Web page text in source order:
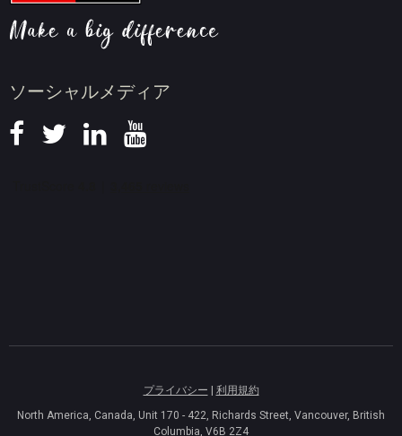
ソーシャルメディア
ニュース
プライバシー | 利用規約
North America, Canada, Unit 170 - 422, Richards Street, Vancouver, British
Columbia, V6B 2Z4